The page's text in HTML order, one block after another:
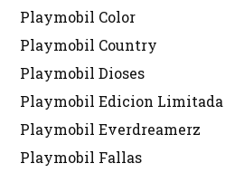
Playmobil Color
Playmobil Country
Playmobil Dioses
Playmobil Edicion Limitada
Playmobil Everdreamerz
Playmobil Fallas